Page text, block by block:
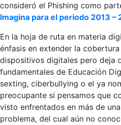
consideró el Phishing como
Imagina para el periodo 2013 –
En la hoja de ruta en materia
énfasis en extender la
dispositivos digitales pero deja
fundamentales de Educación
sexting, ciberbullying o el ya
preocupante si pensamos que
visto enfrentados en más de
problema, del cual aún no